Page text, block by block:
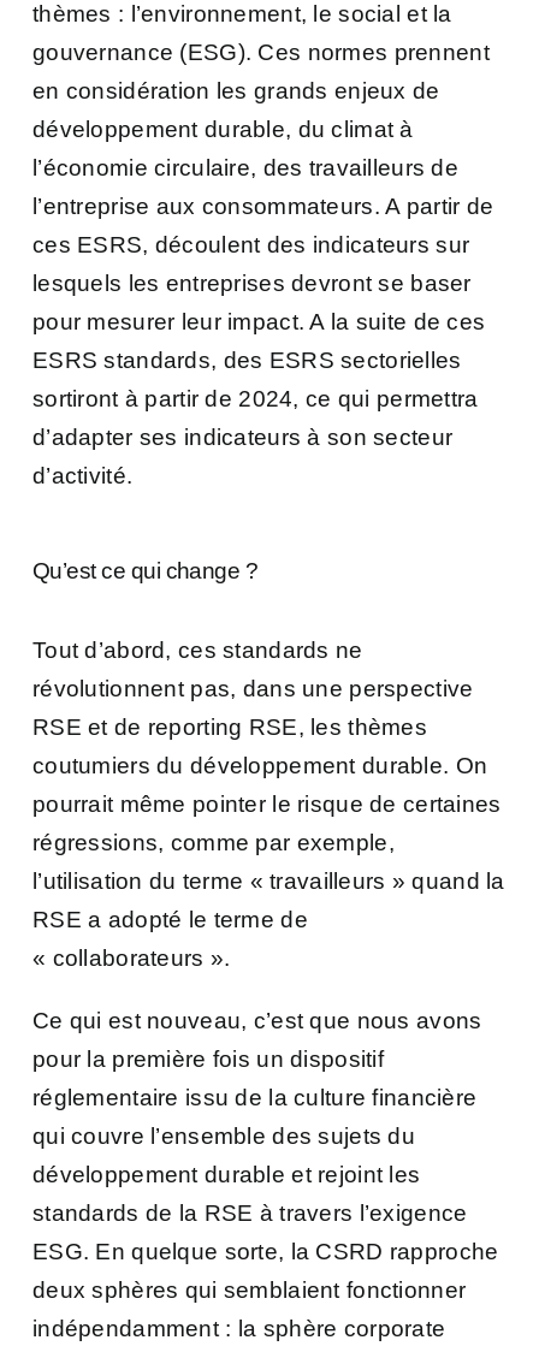
thèmes : l’environnement, le social et la
gouvernance (ESG). Ces normes prennent
en considération les grands enjeux de
développement durable, du climat à
l’économie circulaire, des travailleurs de
l’entreprise aux consommateurs. A partir de
ces ESRS, découlent des indicateurs sur
lesquels les entreprises devront se baser
pour mesurer leur impact. A la suite de ces
ESRS standards, des ESRS sectorielles
sortiront à partir de 2024, ce qui permettra
d’adapter ses indicateurs à son secteur
d’activité.
Qu’est ce qui change ?
Tout d’abord, ces standards ne
révolutionnent pas, dans une perspective
RSE et de reporting RSE, les thèmes
coutumiers du développement durable. On
pourrait même pointer le risque de certaines
régressions, comme par exemple,
l’utilisation du terme « travailleurs » quand la
RSE a adopté le terme de
« collaborateurs ».
Ce qui est nouveau, c’est que nous avons
pour la première fois un dispositif
réglementaire issu de la culture financière
qui couvre l’ensemble des sujets du
développement durable et rejoint les
standards de la RSE à travers l’exigence
ESG. En quelque sorte, la CSRD rapproche
deux sphères qui semblaient fonctionner
indépendamment : la sphère corporate